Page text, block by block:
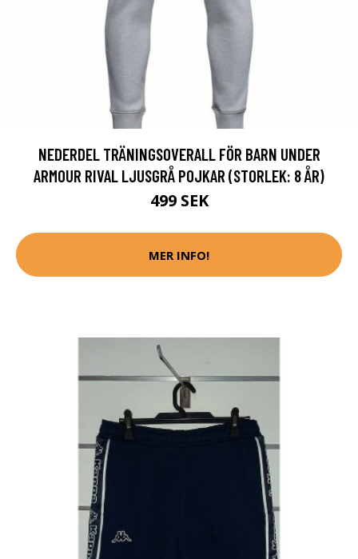
NEDERDEL TRÄNINGSOVERALL FÖR BARN UNDER
ARMOUR RIVAL LJUSGRÅ POJKAR (STORLEK: 8 ÅR)
499 SEK
MER INFO!